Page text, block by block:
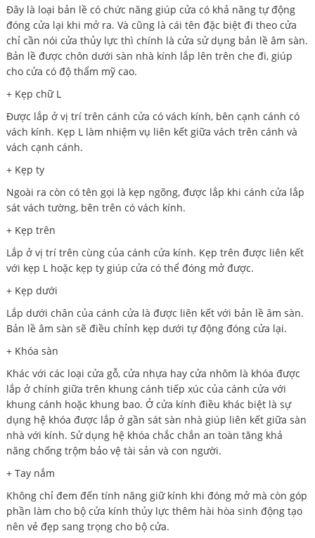
Đây là loại bản lề có chức năng giúp cửa có khả năng tự động
đóng cửa lại khi mở ra. Và cũng là cái tên đặc biệt đi theo cửa
chỉ cần nói cửa thủy lực thì chính là cửa sử dụng bản lề âm sàn.
Bản lề được chôn dưới sàn nhà kính lắp lên trên che đi, giúp
cho cửa có độ thẩm mỹ cao.
+ Kẹp chữ L
Được lắp ở vị trí trên cánh cửa có vách kính, bên cạnh cánh có
vách kính. Kẹp L làm nhiệm vụ liên kết giữa vách trên cánh và
vách cạnh cánh.
+ Kẹp ty
Ngoài ra còn có tên gọi là kẹp ngõng, được lắp khi cánh cửa lắp
sát vách tường, bên trên có vách kính.
+ Kẹp trên
Lắp ở vị trí trên cùng của cánh cửa kính. Kẹp trên được liên kết
với kẹp L hoặc kẹp ty giúp cửa có thể đóng mở được.
+ Kẹp dưới
Lắp dưới chân của cánh cửa là được liên kết với bản lề âm sàn.
Bản lề âm sàn sẽ điều chỉnh kẹp dưới tự động đóng cửa lại.
+ Khóa sàn
Khác với các loại cửa gỗ, cửa nhựa hay cửa nhôm là khóa được
lắp ở chính giữa trên khung cánh tiếp xúc của cánh cửa với
khung cánh hoặc khung bao. Ở cửa kính điều khác biệt là sự
dụng hệ khóa được lắp ở gần sát sàn nhà giúp liên kết giữa sàn
nhà với kính. Sử dụng hệ khóa chắc chắn an toàn tăng khả
năng chống trộm bảo vệ tài sản và con người.
+ Tay nắm
Không chỉ đem đến tính năng giữ kính khi đóng mở mà còn góp
phần làm cho bộ cửa kính thủy lực thêm hài hòa sinh động tạo
nên vẻ đẹp sang trọng cho bộ cửa.